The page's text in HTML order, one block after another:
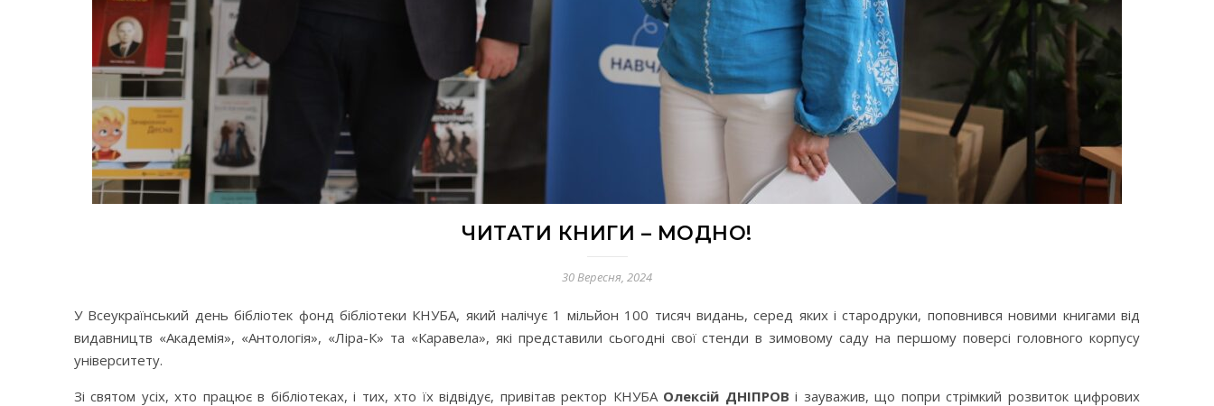
ЧИТАТИ КНИГИ – МОДНО!
30 Вересня, 2024
У Всеукраїнський день бібліотек фонд бібліотеки КНУБА, який налічує 1 мільйон 100 тисяч видань, серед яких і стародруки, поповнився новими книгами від
видавництв «Академія», «Антологія», «Ліра-К» та «Каравела», які представили сьогодні свої стенди в зимовому саду на першому поверсі головного корпусу
університету.
Зі святом усіх, хто працює в бібліотеках, і тих, хто їх відвідує, привітав ректор КНУБА Олексій ДНІПРОВ і зауважив, що попри стрімкий розвиток цифрових